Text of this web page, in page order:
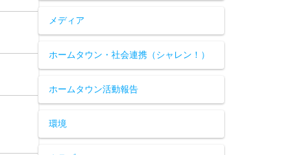
メディア
ホームタウン・社会連携（シャレン！）
ホームタウン活動報告
環境